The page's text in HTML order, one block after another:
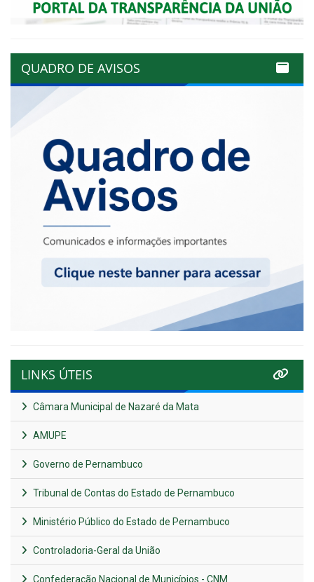
QUADRO DE AVISOS
LINKS ÚTEIS
Câmara Municipal de Nazaré da Mata
AMUPE
Governo de Pernambuco
Tribunal de Contas do Estado de Pernambuco
Ministério Público do Estado de Pernambuco
Controladoria-Geral da União
Confederação Nacional de Municípios - CNM